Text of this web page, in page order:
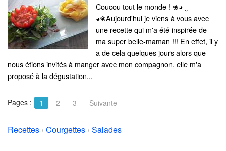
Coucou tout le monde ! ❀◕ ‿
◕❀Aujourd'hui je viens à vous avec
une recette qui m'a été inspirée de
ma super belle-maman !!! En effet, il y
a de cela quelques jours alors que
nous étions invités à manger avec mon compagnon, elle m'a
proposé à la dégustation...
Pages : 1 2 3 Suivante
Recettes › Courgettes › Salades